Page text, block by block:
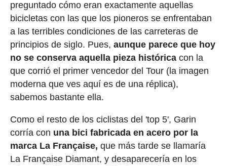
preguntado cómo eran exactamente aquellas
bicicletas con las que los pioneros se enfrentaban
a las terribles condiciones de las carreteras de
principios de siglo. Pues, aunque parece que hoy
no se conserva aquella pieza históricacon la
que corrió el primer vencedor del Tour (la imagen
moderna que ves aquí es de una réplica),
sabemos bastante ella.
Como el resto de los ciclistas del 'top 5', Garin
corría con una bici fabricada en acero por la
marca La Française, que más tarde se llamaría
La Française Diamant, y desaparecería en los